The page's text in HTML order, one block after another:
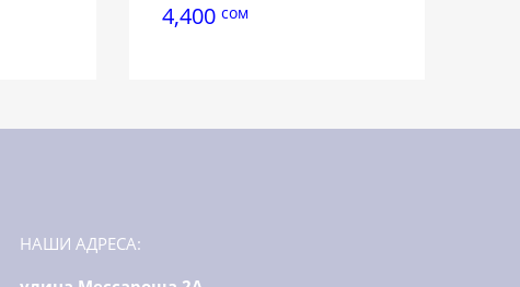
4,400 сом
НАШИ АДРЕСА: